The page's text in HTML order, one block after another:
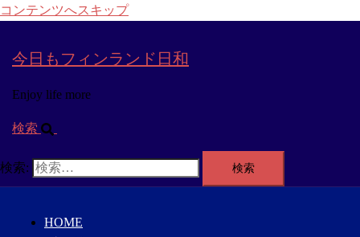
コンテンツへスキップ
今日もフィンランド日和
Enjoy life more
検索
検索:
HOME